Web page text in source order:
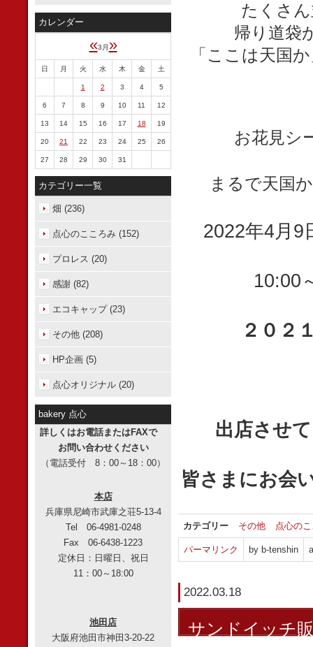
たくさ
帰り道袋
「ここは天国
お花見シ
まるで天国
2022年4月9
10:00
２０２
出店させ
皆さまにお会
カテゴリー その他 点心の
パーマリンク by b-tenshin
2022.03.18
サンドイッチ
カレンダー
«3月 »
日 月 火 水 木 金 土
1 2 3 4 5
6 7 8 9 10 11 12
13 14 15 16 17 18 19
20 21 22 23 24 25 26
27 28 29 30 31
カテゴリー一覧
畑 (236)
点心のこころみ (152)
プロレス (20)
感謝 (82)
エコキャップ (23)
その他 (208)
HP企画 (5)
点心オリジナル (20)
bakery 点心
詳しくはお電話またはFAXで
お問い合わせください
（電話受付 8：00～18：00）
本店
兵庫県尼崎市武庫之荘5-13-4
Tel 06-4981-0248
Fax 06-6438-1223
定休日：日曜日、祝日
11：00～18:00
池田店
大阪府池田市神田3-20-22